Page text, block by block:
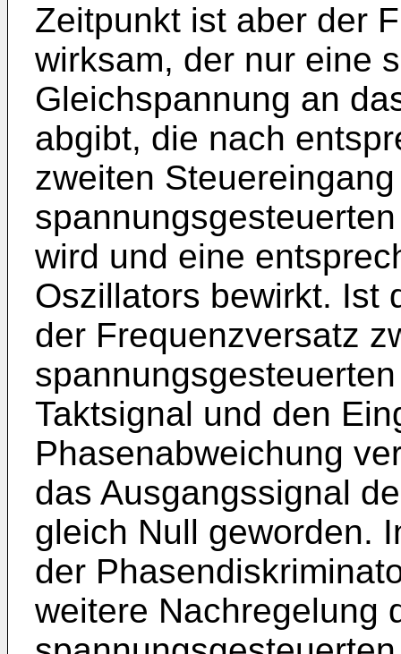
Zeitpunkt ist aber der
wirksam, der nur eine
Gleichspannung an
abgibt, die nach
zweiten
wird und eine
Oszillators bewirkt. Ist
der Frequenzversatz
Taktsignal und den
Phasenabweichung
das Ausgangssignal
gleich Null geworden.
der
weitere Nachregelung